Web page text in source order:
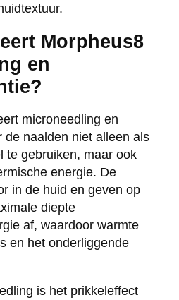
Morpheus8
en
microneedling en
de naalden niet alleen als
te gebruiken, maar ook
energie. De
in de huid en geven op
diepte
af, waardoor warmte
en het onderliggende
is het prikkeleffect